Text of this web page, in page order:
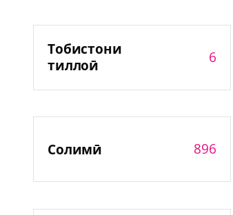
Тобистони
тиллоӣ
6
Солимӣ 896